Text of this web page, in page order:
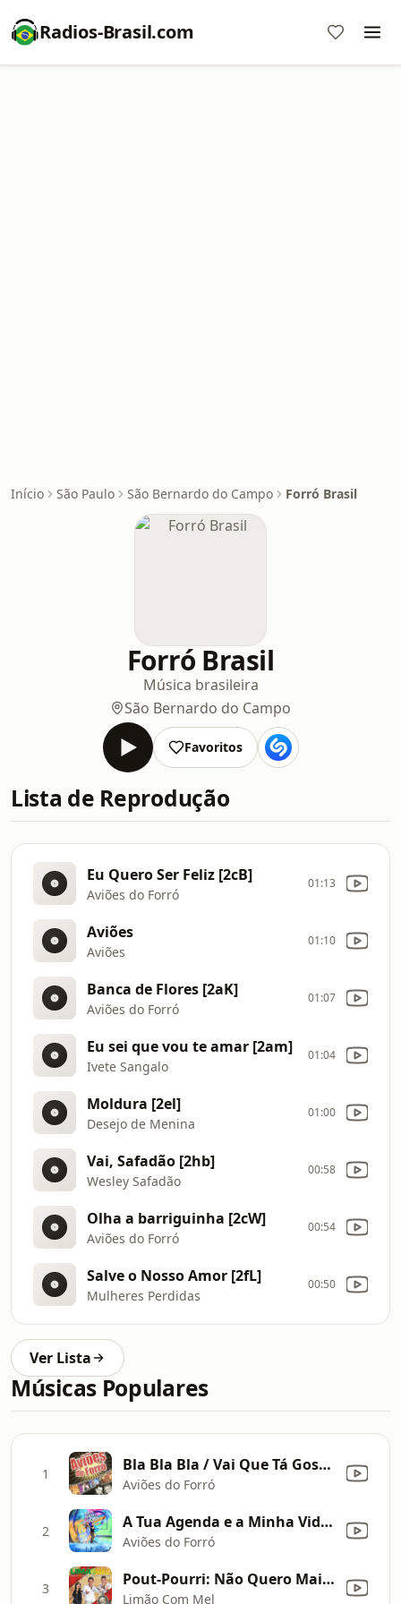
Radios-Brasil.com
Início São Paulo São Bernardo do Campo Forró Brasil
Forró Brasil
Música brasileira
São Bernardo do Campo
Favoritos
Lista de Reprodução
Eu Quero Ser Feliz [2cB]
Aviões do Forró
01:13
Aviões
Aviões
01:10
Banca de Flores [2aK]
Aviões do Forró
01:07
Eu sei que vou te amar [2am]
Ivete Sangalo
01:04
Moldura [2el]
Desejo de Menina
01:00
Vai, Safadão [2hb]
Wesley Safadão
00:58
Olha a barriguinha [2cW]
Aviões do Forró
00:54
Salve o Nosso Amor [2fL]
Mulheres Perdidas
00:50
Ver Lista
Músicas Populares
1 Bla Bla Bla / Vai Que Tá Gostoso (Ao Vivo)
Aviões do Forró
2 A Tua Agenda e a Minha Vida (Eu Me Amo Tanto) [Ao Vivo]
Aviões do Forró
3 Pout-Pourri: Não Quero Mais (Every Beat Of My Heart) - Play Record - Minha Vida Sem Você (Do I Have To Say Words)
Limão Com Mel